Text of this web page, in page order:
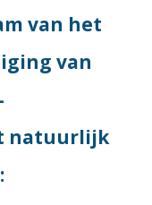
van het
van
natuurlijk